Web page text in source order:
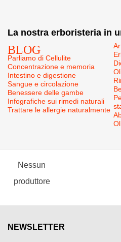
La nostra erboristeria in
BLOG
Parliamo di Cellulite
Concentrazione e memoria
Intestino e digestione
Sangue e circolazione
Benessere delle gambe
Infografiche sui rimedi naturali
Trattare le allergie naturalmente
Nessun
produttore
NEWSLETTER